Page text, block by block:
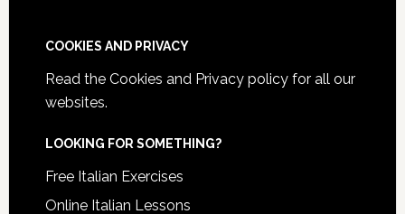
COOKIES AND PRIVACY
Read the Cookies and Privacy policyfor all our
websites.
LOOKING FOR SOMETHING?
Free Italian Exercises
Online Italian Lessons